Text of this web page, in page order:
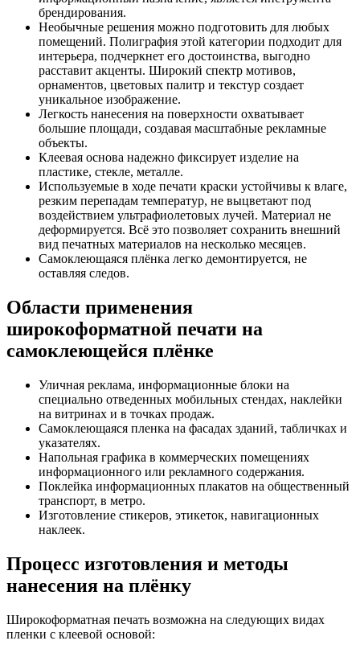
брендирования.
Необычные решения можно подготовить для любых
помещений. Полиграфия этой категории подходит для
интерьера, подчеркнет его достоинства, выгодно
расставит акценты. Широкий спектр мотивов,
орнаментов, цветовых палитр и текстур создает
уникальное изображение.
Легкость нанесения на поверхности охватывает
большие площади, создавая масштабные рекламные
объекты.
Клеевая основа надежно фиксирует изделие на
пластике, стекле, металле.
Используемые в ходе печати краски устойчивы к влаге,
резким перепадам температур, не выцветают под
воздействием ультрафиолетовых лучей. Материал не
деформируется. Всё это позволяет сохранить внешний
вид печатных материалов на несколько месяцев.
Самоклеющаяся плёнка легко демонтируется, не
оставляя следов.
Области применения
широкоформатной печати на
самоклеющейся плёнке
Уличная реклама, информационные блоки на
специально отведенных мобильных стендах, наклейки
на витринах и в точках продаж.
Самоклеющаяся пленка на фасадах зданий, табличках и
указателях.
Напольная графика в коммерческих помещениях
информационного или рекламного содержания.
Поклейка информационных плакатов на общественный
транспорт, в метро.
Изготовление стикеров, этикеток, навигационных
наклеек.
Процесс изготовления и методы
нанесения на плёнку
Широкоформатная печать возможна на следующих видах
пленки с клеевой основой: